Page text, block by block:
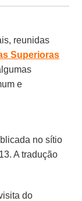
reunidas
Superioras
e
no sítio
A tradução
do